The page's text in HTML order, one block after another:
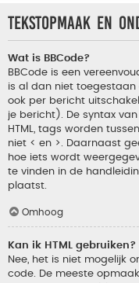
Tekstopmaak en
Wat is BBCode?
BBCode is een
is al dan niet toegestaan
ook per bericht
je bericht). De syntax
HTML, tags worden
niet < en >. Daarnaast
hoe iets wordt
te vinden in de
plaatst.
Omhoog
Kan ik HTML gebruiken?
Nee, het is niet mogelijk
code. De meeste